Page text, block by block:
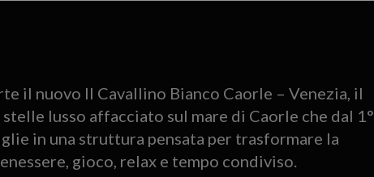
il nuovo Il Cavallino Bianco Caorle – Venezia, il
lusso affacciato sul mare di Caorle che dal 1°
in una struttura pensata per trasformare la
gioco, relax e tempo condiviso.